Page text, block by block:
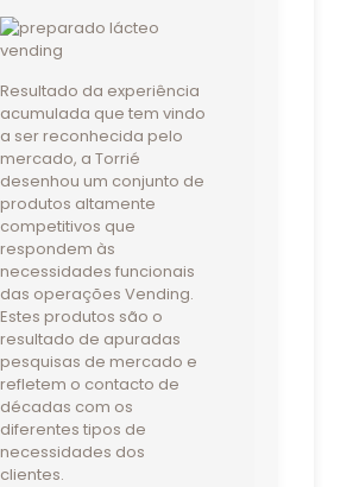
Resultado da experiência
acumulada que tem vindo
a ser reconhecida pelo
mercado, a Torrié
desenhou um conjunto de
produtos altamente
competitivos que
respondem às
necessidades funcionais
das operações Vending.
Estes produtos são o
resultado de apuradas
pesquisas de mercado e
refletem o contacto de
décadas com os
diferentes tipos de
necessidades dos
clientes.